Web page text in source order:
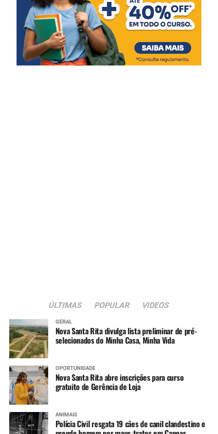
ÚLTIMAS POPULAR VIDEOS
GERAL
Nova Santa Rita divulga lista preliminar de pré-
selecionados do Minha Casa, Minha Vida
OPORTUNIDADE
Nova Santa Rita abre inscrições para curso
gratuito de Gerência de Loja
ANIMAIS
Polícia Civil resgata 19 cães de canil clandestino e